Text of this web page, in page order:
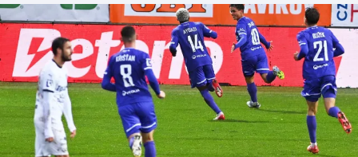
DALŠÍ SPORTY
Americký fotbal
Baseball a softbal
Basketbal
NEPŘEHLÉDNĚTE
Soutěže
Historické návraty